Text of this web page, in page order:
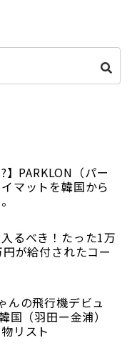
】PARKLON（パー
マットを韓国から
るべき！たった1万
が給付されたコー
んの飛行機デビュ
国（羽田ー金浦）
リスト